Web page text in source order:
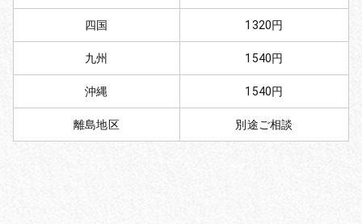
四国 1320円
九州 1540円
沖縄 1540円
離島地区 別途ご相談